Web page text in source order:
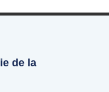
de la